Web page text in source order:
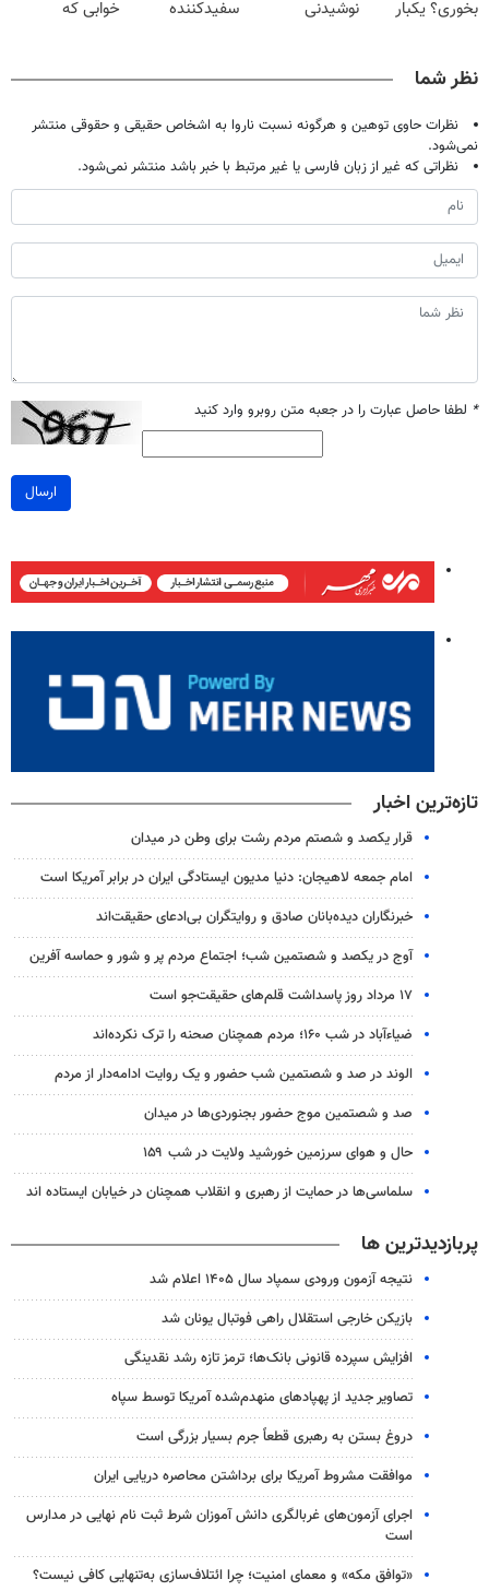
بخوری؟ یکبار
نوشیدنی
سفیدکننده
خوابی که
نظر شما
نظرات حاوی توهین و هرگونه نسبت ناروا به اشخاص حقیقی و حقوقی منتشر
نمی‌شود.
نظراتی که غیر از زبان فارسی یا غیر مرتبط با خبر باشد منتشر نمی‌شود.
* لطفا حاصل عبارت را در جعبه متن روبرو وارد کنید
ارسال
تازه‌ترین اخبار
قرار یکصد و شصتم مردم رشت برای وطن در میدان
امام جمعه لاهیجان: دنیا مدیون ایستادگی ایران در برابر آمریکا است
خبرنگاران دیده‌بانان صادق و روایتگران بی‌ادعای حقیقت‌اند
آوج در یکصد و شصتمین شب؛ اجتماع مردم پر و شور و حماسه آفرین
۱۷ مرداد روز پاسداشت قلم‌های حقیقت‌جو است
ضیاء‌آباد در شب ۱۶۰؛ مردم همچنان صحنه را ترک نکرده‌اند
الوند در صد و شصتمین شب حضور و یک روایت ادامه‌دار از مردم
صد و شصتمین موج حضور بجنوردی‌ها در میدان
حال و هوای سرزمین خورشید ولایت در شب ۱۵۹
سلماسی‌ها در حمایت از رهبری و انقلاب همچنان در خیابان ایستاده اند
پربازدیدترین ها
نتیجه آزمون ورودی سمپاد سال ۱۴۰۵ اعلام شد
بازیکن خارجی استقلال راهی فوتبال یونان شد
افزایش سپرده قانونی بانک‌ها؛ ترمز تازه رشد نقدینگی
تصاویر جدید از پهپادهای منهدم‌شده آمریکا توسط سپاه
دروغ بستن به رهبری قطعاً جرم بسیار بزرگی است
موافقت مشروط آمریکا برای برداشتن محاصره دریایی ایران
اجرای آزمون‌های غربالگری دانش آموزان شرط ثبت نام نهایی در مدارس
است
«توافق مکه» و معمای امنیت؛ چرا ائتلاف‌سازی به‌تنهایی کافی نیست؟